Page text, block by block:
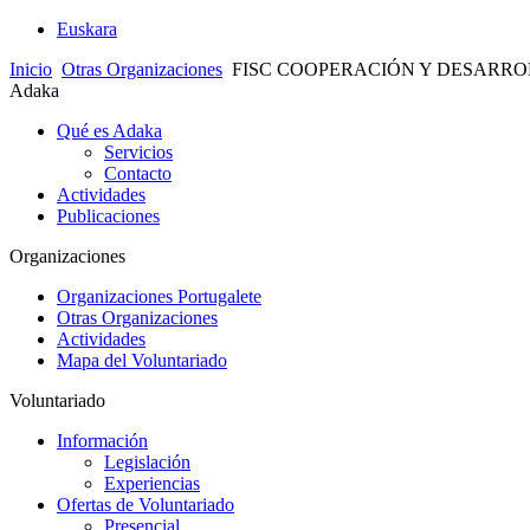
Euskara
Inicio Otras Organizaciones FISC COOPERACIÓN Y
Adaka
Qué es Adaka
Servicios
Contacto
Actividades
Publicaciones
Organizaciones
Organizaciones Portugalete
Otras Organizaciones
Actividades
Mapa del Voluntariado
Voluntariado
Información
Legislación
Experiencias
Ofertas de Voluntariado
Presencial